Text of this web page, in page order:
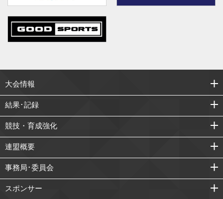
大会情報
結果･記録
競技・育成強化
連盟概要
事務局･委員会
スポンサー